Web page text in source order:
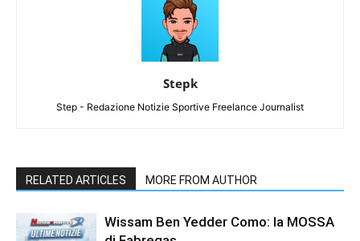
Stepk
Step - Redazione Notizie Sportive Freelance Journalist
RELATED ARTICLES MORE FROM AUTHOR
Wissam Ben Yedder Como: la MOSSA